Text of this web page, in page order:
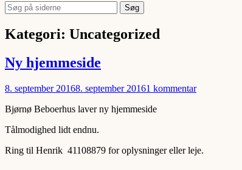
Søg
Søg
efter:
Kategori: Uncategorized
Ny hjemmeside
Udgivet
8. september 20168. september 20161 kommentar
Bjørnø Beboerhus laver ny hjemmeside
Tålmodighed lidt endnu.
Ring til Henrik 41108879 for oplysninger eller leje.